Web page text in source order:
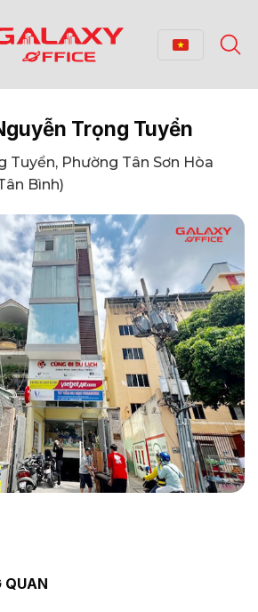
Trọng Tuyển
Tuyển, Phường Tân Sơn Hòa
Bình)
QUAN